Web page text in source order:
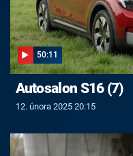
50:11
Autosalon S16 (7)
12. února 2025 20:15